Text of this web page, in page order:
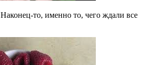
то, именно то, чего ждали все